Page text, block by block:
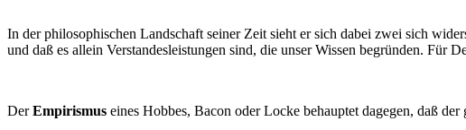
In der philosophischen Landschaft seiner Zeit sieht er sich dabei zwei sich
und daß es allein Verstandesleistungen sind, die unser Wissen begründen. Für
DerEmpirismus eines Hobbes, Bacon oder Locke behauptet dagegen, daß